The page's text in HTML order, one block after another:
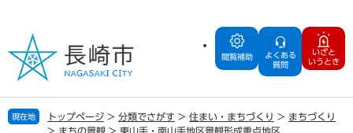
の
で
す
ー
ば
し
閲覧補助
よくある
質問
いざと
いうとき
現在地 トップページ > 分類でさがす > 住まい・まちづくり > まちづくり
> まちの景観 > 東山手・南山手地区景観形成重点地区